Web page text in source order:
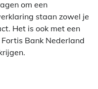
om een
staan zowel je
Het is ook met een
Bank Nederland